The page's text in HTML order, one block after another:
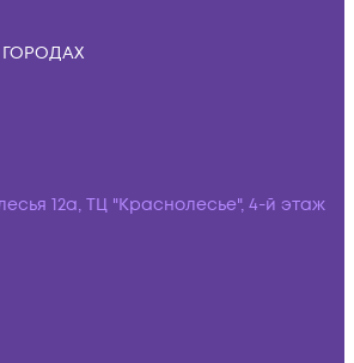
12а, ТЦ "Краснолесье", 4-й этаж